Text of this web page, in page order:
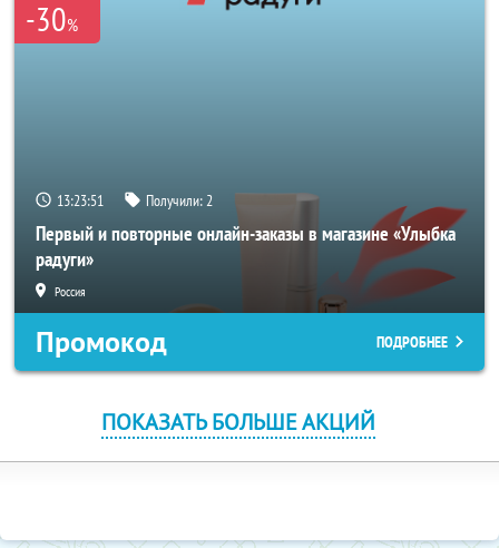
-30%
13:23:51 Получили:2
Первый и повторные онлайн-заказы в магазине «Улыбка
радуги»
Россия
Промокод ПОДРОБНЕЕ
ПОКАЗАТЬ БОЛЬШЕ АКЦИЙ